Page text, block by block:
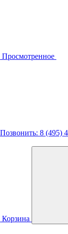
Просмотренное
Позвонить: 8 (495)
Корзина